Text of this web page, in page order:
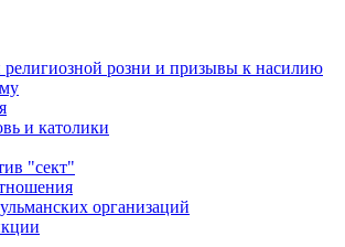
розни и призывы к насилию
и католики
"сект"
организаций